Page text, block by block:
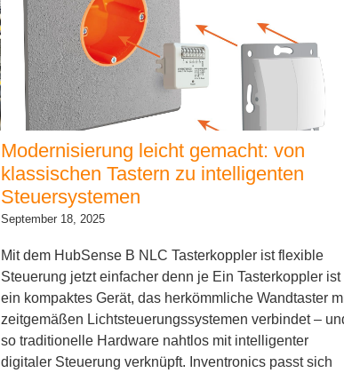
Modernisierung leicht gemacht: von
klassischen Tastern zu intelligenten
Steuersystemen
September 18, 2025
Mit dem HubSense B NLC Tasterkoppler ist flexible
Steuerung jetzt einfacher denn je Ein Tasterkoppler ist
ein kompaktes Gerät, das herkömmliche Wandtaster
zeitgemäßen Lichtsteuerungssystemen verbindet –
so traditionelle Hardware nahtlos mit intelligenter
digitaler Steuerung verknüpft. Inventronics passt sich